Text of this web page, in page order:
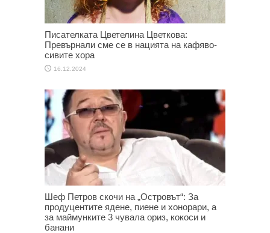
Писателката Цветелина Цветкова:
Превърнали сме се в нацията на кафяво-
сивите хора
16.12.2024
Шеф Петров скочи на „Островът“: За
продуцентите ядене, пиене и хонорари, а
за маймунките 3 чувала ориз, кокоси и
банани